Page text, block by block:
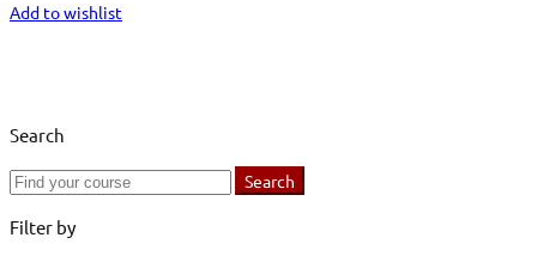
Add to wishlist
Search
Search
Search
Filter by